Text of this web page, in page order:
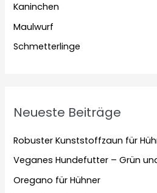
Kaninchen
Maulwurf
Schmetterlinge
Neueste Beiträge
Robuster Kunststoffzaun für
Veganes Hundefutter – Grün
Oregano für Hühner